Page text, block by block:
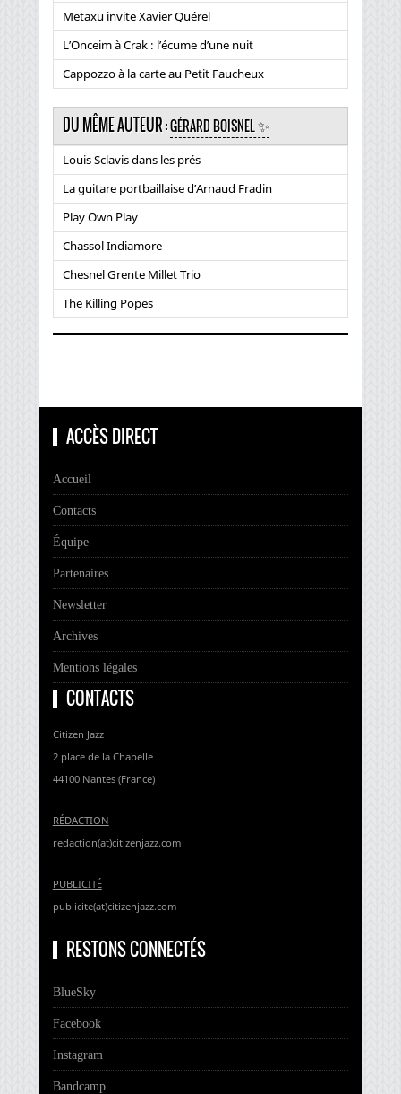
Metaxu invite Xavier Quérel
L’Onceim à Crak : l’écume d’une nuit
Cappozzo à la carte au Petit Faucheux
DU MÊME AUTEUR :GÉRARD BOISNEL ✨
Louis Sclavis dans les prés
La guitare portbaillaise d’Arnaud Fradin
Play Own Play
Chassol Indiamore
Chesnel Grente Millet Trio
The Killing Popes
ACCÈS DIRECT
Accueil
Contacts
Équipe
Partenaires
Newsletter
Archives
Mentions légales
CONTACTS
Citizen Jazz
2 place de la Chapelle
44100 Nantes (France)
RÉDACTION
redaction(at)citizenjazz.com
PUBLICITÉ
publicite(at)citizenjazz.com
RESTONS CONNECTÉS
BlueSky
Facebook
Instagram
Bandcamp